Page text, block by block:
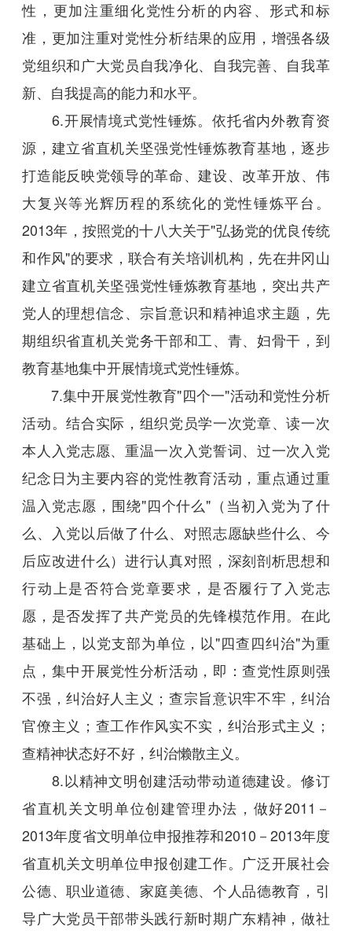
性，更加注重细化党性分析的内容、形式和标
准，更加注重对党性分析结果的应用，增强各级
党组织和广大党员自我净化、自我完善、自我革
新、自我提高的能力和水平。
6.开展情境式党性锤炼。依托省内外教育资
源，建立省直机关坚强党性锤炼教育基地，逐步
打造能反映党领导的革命、建设、改革开放、伟
大复兴等光辉历程的系统化的党性锤炼平台。
2013年，按照党的十八大关于"弘扬党的优良传统
和作风"的要求，联合有关培训机构，先在井冈山
建立省直机关坚强党性锤炼教育基地，突出共产
党人的理想信念、宗旨意识和精神追求主题，先
期组织省直机关党务干部和工、青、妇骨干，到
教育基地集中开展情境式党性锤炼。
7.集中开展党性教育"四个一"活动和党性分析
活动。结合实际，组织党员学一次党章、读一次
本人入党志愿、重温一次入党誓词、过一次入党
纪念日为主要内容的党性教育活动，重点通过重
温入党志愿，围绕"四个什么"（当初入党为了什
么、入党以后做了什么、对照志愿缺些什么、今
后应改进什么）进行认真对照，深刻剖析思想和
行动上是否符合党章要求，是否履行了入党志
愿，是否发挥了共产党员的先锋模范作用。在此
基础上，以党支部为单位，以"四查四纠治"为重
点，集中开展党性分析活动，即：查党性原则强
不强，纠治好人主义；查宗旨意识牢不牢，纠治
官僚主义；查工作作风实不实，纠治形式主义；
查精神状态好不好，纠治懒散主义。
8.以精神文明创建活动带动道德建设。修订
省直机关文明单位创建管理办法，做好2011－
2013年度省文明单位申报推荐和2010－2013年度
省直机关文明单位申报创建工作。广泛开展社会
公德、职业道德、家庭美德、个人品德教育，引
导广大党员干部带头践行新时期广东精神，做社